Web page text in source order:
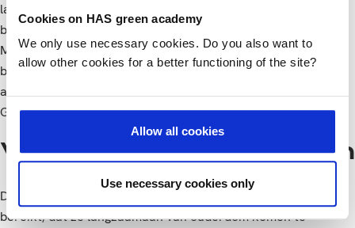
Cookies on HAS green academy
We only use necessary cookies. Do you also want to
allow other cookies for a better functioning of the site?
Allow all cookies
Use necessary cookies only
landschapsbeeld langs de Maas zijn de bakenbomen
beeldbepalend. De bakenbomen waren het sluitstuk van de
Maaskanalisatie en markeerden de nieuwe vaarweg voor
binnenvaartschippers. Ze werden om de circa 110 meter
aangeplant, in het traject tussen Boxmeer en
Geertruidenberg, aan weerszijden van de rivier.
Veel bomen weggevallen
De bakenbomen hebben inmiddels een dusdanige leeftijd
bereikt, dat ze langzaamaan van ouderdom komen te